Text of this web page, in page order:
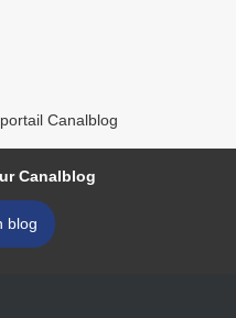
Canalblog
Canalblog
blog